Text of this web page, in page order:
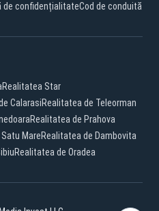
de confidențialitateCod de conduită
Realitatea Star
CalarasiRealitatea de Teleorman
Realitatea de Prahova
MareRealitatea de Dambovita
Realitatea de Oradea